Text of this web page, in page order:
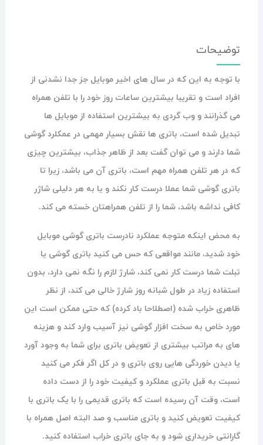
توضیحات
با توجه به این که در سال های اخیر موبایل جز جدا نشدنی از
افراد است و تقریبا بیشترین ساعات روز خود را با تلفن همراه
می گذرانند و وب گردی به بیشترین استفاده از موبایل ها
تبدیل شده است، باتری ها نقش بسیار مهمی در عمکلرد گوشی
شما دارند و می توان گفت بعد از ظاهر جذاب، بیشترین چیزی
که در هر تلفن همراه مهم است، باتری آن می باشد، زیرا تا
باتری گوشی شما عملا درست کار نکند و یا به هر دلیلی شاژر
کافی نداشه باشد، شما را از تلفن همراهتان خسته می کند.
به محض اینکه متوجه عملکرد نادرست باتری گوشی موبایل
خود شدید، مانند مواقعی که حس می کنید باتری گوشی یا
تبلت شما درست کار نمی کند، شارژ لازم را نگه نمی دارد، بدون
استفاده زیاد در طول شبانه روز شارژ خالی می کند، از نظر
ظاهری خراب شده (اصطلاحا باد کرده) که حتی ممکن است این
مورد خاص به سخت افزار گوشی نیز آسیب وارد کند و هزینه
های به مراتب بیشتری از تعویض باتری برای شما به وجود آورد
یا دیدن خوردگی هایی روی باتری و در کل اگر فکر می کنید
نسبت به قبل باتری عملکرد و کیفیت خود را از دست داده
است، وقت آن رسیده است که باتری قدیمی را با یک باتری با
کیفیت تعویض کنید و باتری مناسب و صد البته اصل همراه با
گارانتی خریداری شود و به جای باتری خراب استفاده کنید.